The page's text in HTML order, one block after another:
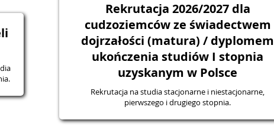
Rekrutacja 2026/2027 dla
cudzoziemców ze świadectwem
dojrzałości (matura) / dyplomem
ukończenia studiów I stopnia
uzyskanym w Polsce
Rekrutacja na studia stacjonarne i niestacjonarne,
pierwszego i drugiego stopnia.